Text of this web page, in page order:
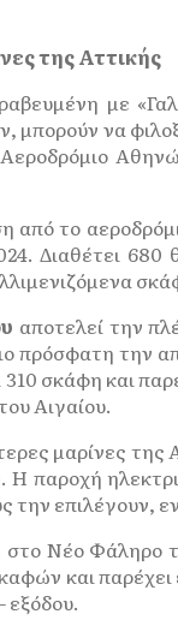
της Αττικής
με
μπορούν να
από το
Διαθέτει
αποτελεί την
πρόσφατη την
σκάφη και
Αιγαίου.
μαρίνες της
Η παροχή
την επιλέγουν,
στο Νέο Φάληρο
και
εξόδου.